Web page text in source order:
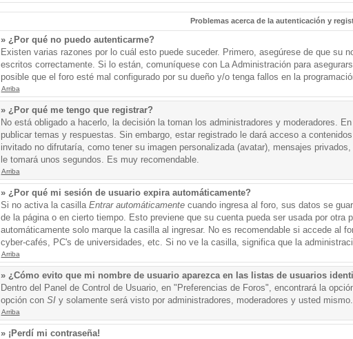
Problemas acerca de la autenticación y
» ¿Por qué no puedo autenticarme?
Existen varias razones por lo cuál esto puede suceder. Primero, asegúrese de que su
escritos correctamente. Si lo están, comuníquese con La Administración para
posible que el foro esté mal configurado por su dueño y/o tenga fallos en la
Arriba
» ¿Por qué me tengo que registrar?
No está obligado a hacerlo, la decisión la toman los administradores y moderadores.
publicar temas y respuestas. Sin embargo, estar registrado le dará acceso a
invitado no difrutaría, como tener su imagen personalizada (avatar), mensajes
le tomará unos segundos. Es muy recomendable.
Arriba
» ¿Por qué mi sesión de usuario expira automáticamente?
Si no activa la casilla Entrar automáticamentecuando ingresa al foro, sus datos se
de la página o en cierto tiempo. Esto previene que su cuenta pueda ser usada por otra
automáticamente solo marque la casilla al ingresar. No es recomendable si accede al
cyber-cafés, PC's de universidades, etc. Si no ve la casilla, significa que la
Arriba
» ¿Cómo evito que mi nombre de usuario aparezca en las listas de usuarios
Dentro del Panel de Control de Usuario, en "Preferencias de Foros", encontrará la
opción con SIy solamente será visto por administradores, moderadores y usted
Arriba
» ¡Perdí mi contraseña!